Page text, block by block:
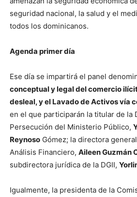
seguridad nacional, la salud y el
todos los dominicanos.
Agenda primer día
Ese día se impartirá el panel
conceptual y legal del comercio
desleal, y el Lavado de Activos vía
en el que participarán la titular de la
Persecución del Ministerio Público,
Reynoso Gómez; la directora
Análisis Financiero, Aileen Guzmán
subdirectora jurídica de la DGII,
Igualmente, la presidenta de la